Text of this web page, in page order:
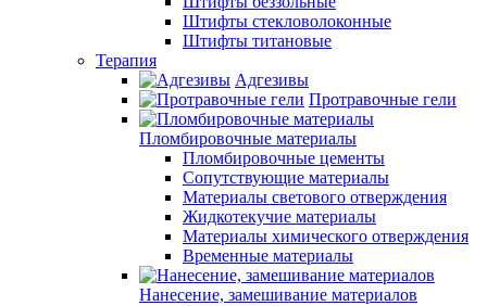
Штифты стекловолоконные
Штифты титановые
Терапия
Адгезивы
Протравочные гели
Пломбировочные материалы
Пломбировочные цементы
Сопутствующие материалы
Материалы светового отверждения
Жидкотекучие материалы
Материалы химического отверждения
Временные материалы
Нанесение, замешивание материалов